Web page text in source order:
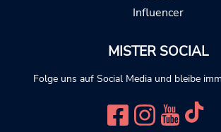
Influencer
MISTER SOCIAL
Folge uns auf Social Media und bleibe